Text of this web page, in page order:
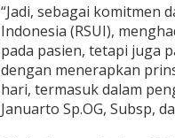
“Jadi, sebagai komitmen
Indonesia (RSUI),
pada pasien, tetapi juga
dengan menerapkan
hari, termasuk dalam
Januarto Sp.OG, Subsp,